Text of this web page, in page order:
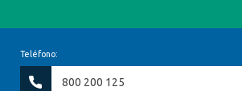
Teléfono:
800 200 125